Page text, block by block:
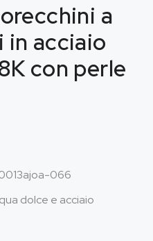
a
acciaio
con perle
066
dolce e acciaio